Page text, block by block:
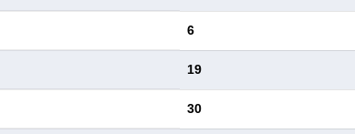
6
19
30